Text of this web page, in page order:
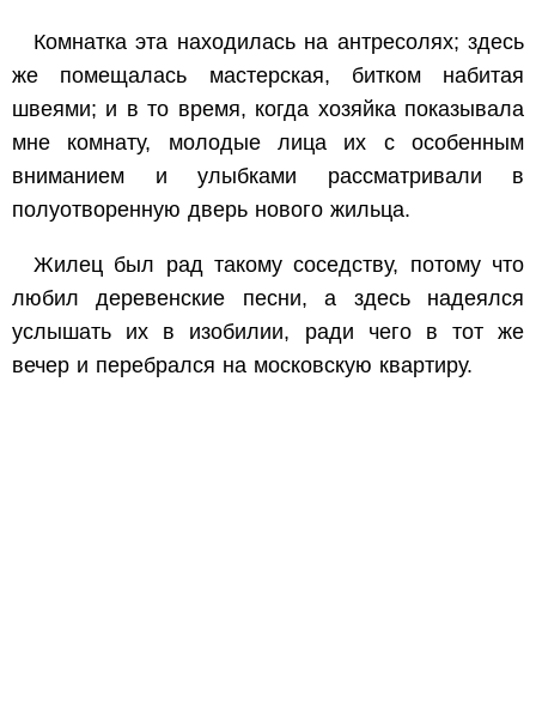
Комнатка эта находилась на антресолях; здесь
же помещалась мастерская, битком набитая
швеями; и в то время, когда хозяйка показывала
мне комнату, молодые лица их с особенным
вниманием и улыбками рассматривали в
полуотворенную дверь нового жильца.
Жилец был рад такому соседству, потому что
любил деревенские песни, а здесь надеялся
услышать их в изобилии, ради чего в тот же
вечер и перебрался на московскую квартиру.